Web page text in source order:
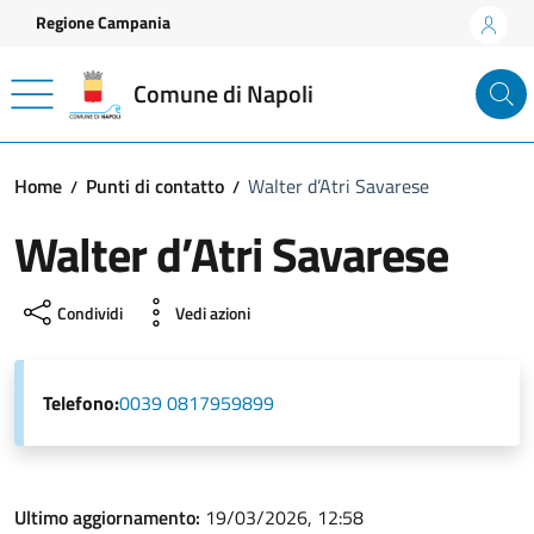
Vai ai contenuti
Vai al footer
Regione Campania
Comune di Napoli
Home Punti di contatto Walter d’Atri Savarese
Walter d’Atri Savarese
Condividi Vedi azioni
Telefono:0039 0817959899
Ultimo aggiornamento: 19/03/2026, 12:58